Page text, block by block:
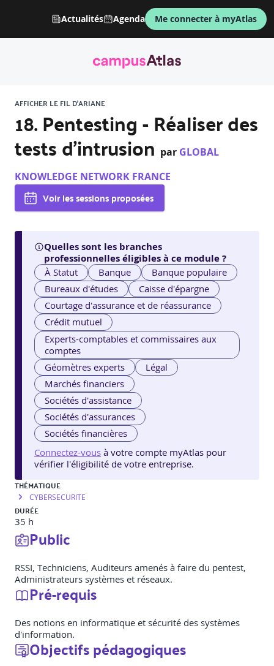
Actualités Agenda Me connecter à myAtlas
AFFICHER LE FIL D'ARIANE
18. Pentesting - Réaliser des
tests d'intrusion par GLOBAL
KNOWLEDGE NETWORK FRANCE
Voir les sessions proposées
Quelles sont les branches
professionnelles éligibles à ce module ?
À Statut Banque
Banque populaire
Bureaux d'études
Caisse d'épargne
Courtage d'assurance et de réassurance
Crédit mutuel
Experts-comptables et commissaires aux
comptes
Géomètres experts
Légal
Marchés financiers
Sociétés d'assistance
Sociétés d'assurances
Sociétés financières
Connectez-vous à votre compte myAtlas pour
vérifier l'éligibilité de votre entreprise.
THÉMATIQUE
CYBERSECURITE
DURÉE
35 h
Public
RSSI, Techniciens, Auditeurs amenés à faire du pentest,
Administrateurs systèmes et réseaux.
Pré-requis
Des notions en informatique et sécurité des systèmes
d'information.
Objectifs pédagogiques